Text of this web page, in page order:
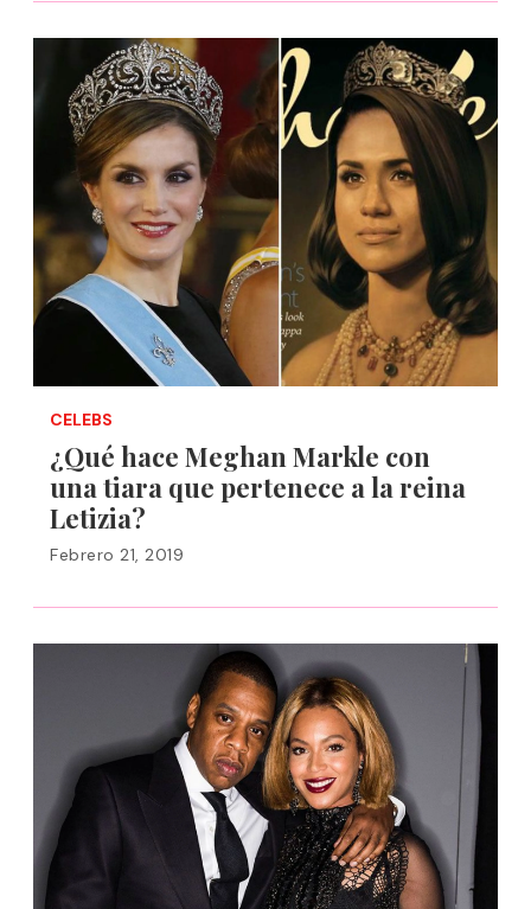
CELEBS
¿Qué hace Meghan Markle con
una tiara que pertenece a la reina
Letizia?
Febrero 21, 2019